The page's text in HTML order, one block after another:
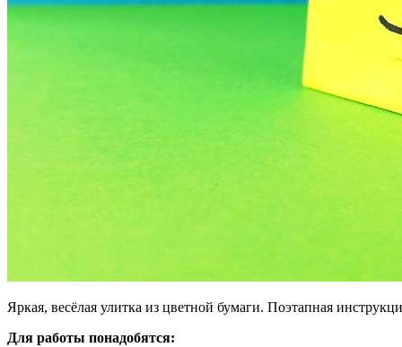
Яркая, весёлая улитка из цветной бумаги. Поэтапная
Для работы понадобятся: